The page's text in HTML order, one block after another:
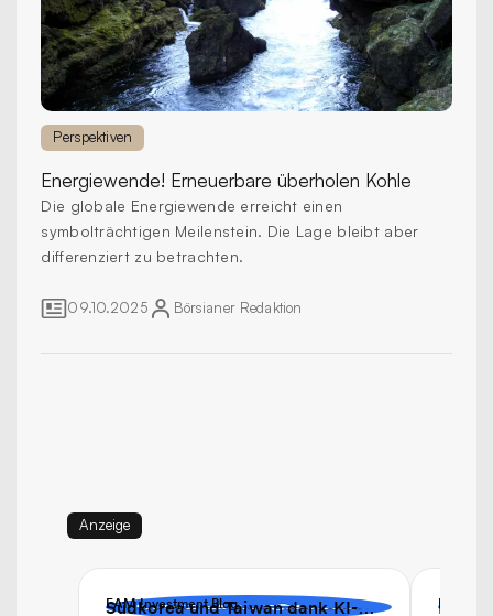
Perspektiven
Energiewende! Erneuerbare überholen Kohle
Die globale Energiewende erreicht einen
symbolträchtigen Meilenstein. Die Lage bleibt aber
differenziert zu betrachten.
09.10.2025 Börsianer Redaktion
Anzeige